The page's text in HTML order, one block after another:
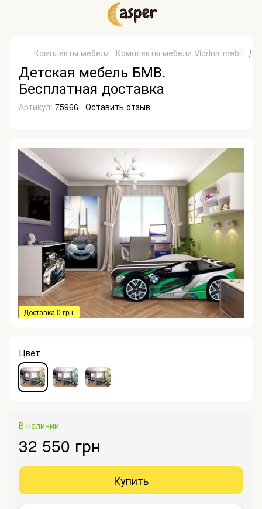
Комплекты мебели Комплекты мебели Viorina-mebli
Детская мебель БМВ.
Бесплатная доставка
Артикул: 75966 Оставить отзыв
Доставка 0 грн.
Цвет
В наличии
32 550 грн
Купить